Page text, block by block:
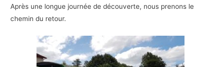
Après une longue journée de découverte, nous prenons le
chemin du retour.